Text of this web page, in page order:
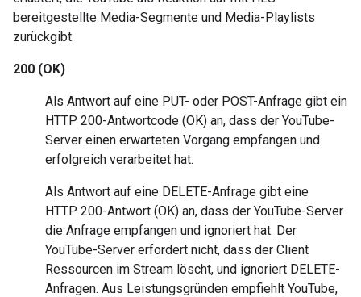
bereitgestellte Media-Segmente und Media-Playlists
zurückgibt.
200 (OK)
Als Antwort auf eine PUT- oder POST-Anfrage gibt ein
HTTP 200-Antwortcode (OK) an, dass der YouTube-
Server einen erwarteten Vorgang empfangen und
erfolgreich verarbeitet hat.
Als Antwort auf eine DELETE-Anfrage gibt eine
HTTP 200-Antwort (OK) an, dass der YouTube-Server
die Anfrage empfangen und ignoriert hat. Der
YouTube-Server erfordert nicht, dass der Client
Ressourcen im Stream löscht, und ignoriert DELETE-
Anfragen. Aus Leistungsgründen empfiehlt YouTube,